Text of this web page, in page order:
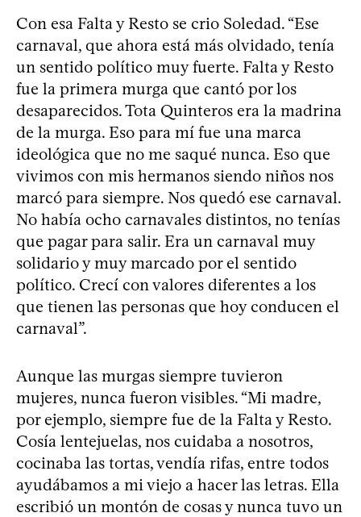
Con esa Falta y Resto se crio Soledad. “Ese
carnaval, que ahora está más olvidado, tenía
un sentido político muy fuerte. Falta y Resto
fue la primera murga que cantó por los
desaparecidos. Tota Quinteros era la madrina
de la murga. Eso para mí fue una marca
ideológica que no me saqué nunca. Eso que
vivimos con mis hermanos siendo niños nos
marcó para siempre. Nos quedó ese carnaval.
No había ocho carnavales distintos, no tenías
que pagar para salir. Era un carnaval muy
solidario y muy marcado por el sentido
político. Crecí con valores diferentes a los
que tienen las personas que hoy conducen el
carnaval”.
Aunque las murgas siempre tuvieron
mujeres, nunca fueron visibles. “Mi madre,
por ejemplo, siempre fue de la Falta y Resto.
Cosía lentejuelas, nos cuidaba a nosotros,
cocinaba las tortas, vendía rifas, entre todos
ayudábamos a mi viejo a hacer las letras. Ella
escribió un montón de cosas y nunca tuvo un